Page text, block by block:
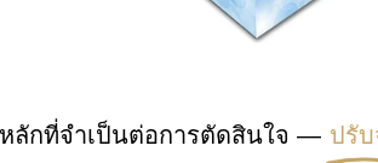
ลักที่จำเป็นต่อการตัดสินใจ — ปรั